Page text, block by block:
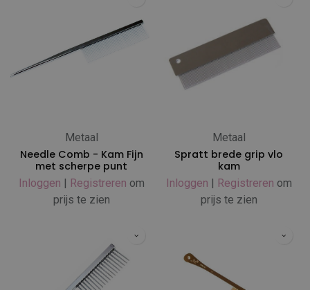
Metaal
Needle Comb - Kam Fijn
met scherpe punt
Inloggen | Registreren om
prijs te zien
Metaal
Spratt brede grip vlo
kam
Inloggen | Registreren om
prijs te zien